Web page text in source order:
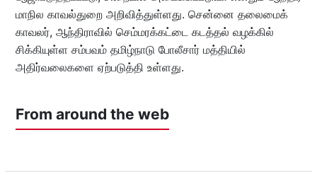
மாநில காவல்துறை அறிவித்துள்ளது. சென்னை தலைமைக்
காவலர், ஆந்திராவில் செம்மரக்கட்டை கடத்தல் வழக்கில்
சிக்கியுள்ள சம்பவம் தமிழ்நாடு போலீசார் மத்தியில்
அதிர்வலைகளை ஏற்படுத்தி உள்ளது.
From around the web